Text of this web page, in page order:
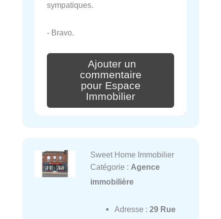
sympatiques.
- Bravo.
Ajouter un
commentaire
pour Espace
Immobilier
Sweet Home Immobilier
Catégorie : Agence
immobilière
Adresse : 29 Rue